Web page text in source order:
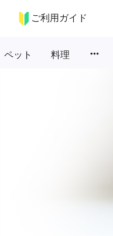
ご利用ガイド
ペット 料理 more_horiz